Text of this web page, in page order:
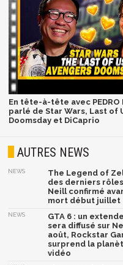
En tête-à-tête avec PEDRO
parlé de Star Wars, Last of
Doomsday et DiCaprio
AUTRES NEWS
NEWS
The Legend of
des derniers
Neill confirmé
mort début juillet
NEWS
GTA 6 : un
sera diffusé sur
août, Rockstar
surprend la
vidéo